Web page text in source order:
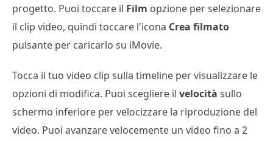
progetto. Puoi toccare il Film opzione per selezionare
il clip video, quindi toccare l'icona Crea filmato
pulsante per caricarlo su iMovie.
Tocca il tuo video clip sulla timeline per visualizzare le
opzioni di modifica. Puoi scegliere il velocità sullo
schermo inferiore per velocizzare la riproduzione del
video. Puoi avanzare velocemente un video fino a 2